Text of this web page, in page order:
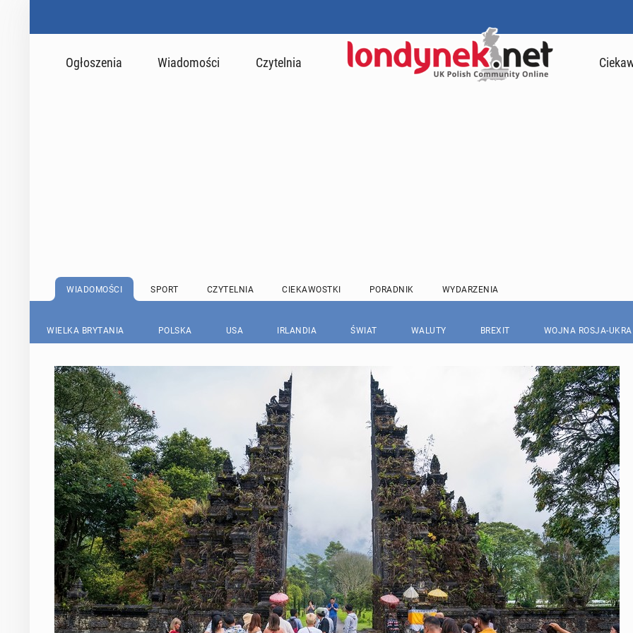
Ogłoszenia Wiadomości Czytelnia
WIADOMOŚCI SPORT CZYTELNIA CIEKAWOSTKI PORADNIK WYDARZENIA
WIELKA BRYTANIA POLSKA USA IRLANDIA ŚWIAT WALUTY BREXIT WOJNA ROSJA-